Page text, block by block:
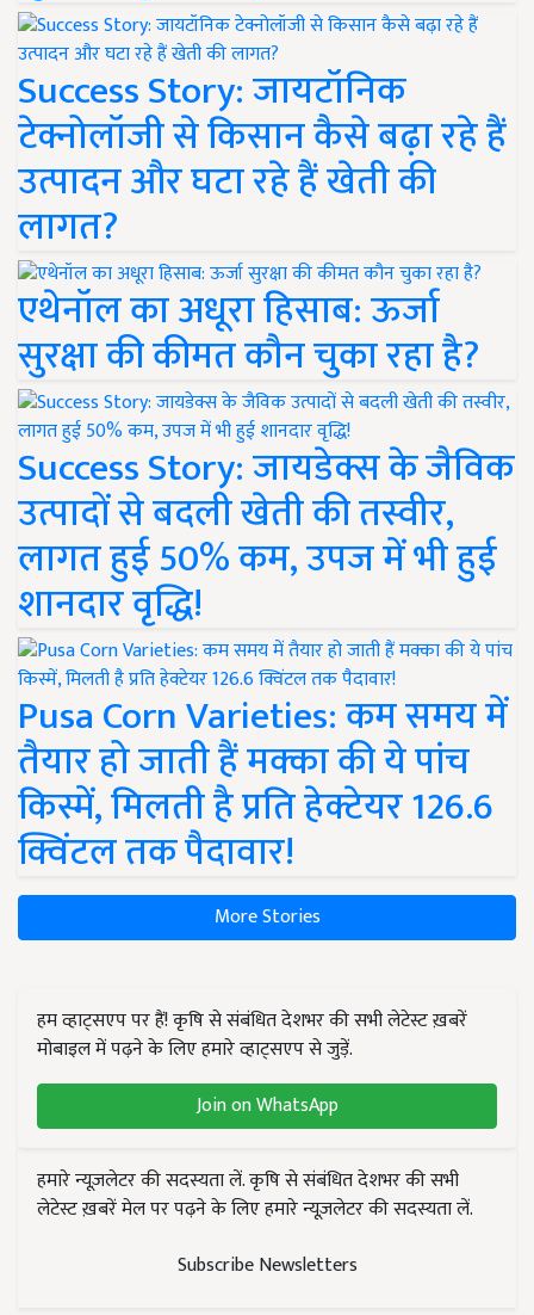
Success Story: जायटॉनिक
टेक्नोलॉजी से किसान कैसे बढ़ा रहे हैं
उत्पादन और घटा रहे हैं खेती की
लागत?
एथेनॉल का अधूरा हिसाब: ऊर्जा
सुरक्षा की कीमत कौन चुका रहा है?
Success Story: जायडेक्स के जैविक
उत्पादों से बदली खेती की तस्वीर,
लागत हुई 50% कम, उपज में भी हुई
शानदार वृद्धि!
Pusa Corn Varieties: कम समय में
तैयार हो जाती हैं मक्का की ये पांच
किस्में, मिलती है प्रति हेक्टेयर 126.6
क्विंटल तक पैदावार!
More Stories
हम व्हाट्सएप पर हैं! कृषि से संबंधित देशभर की सभी लेटेस्ट ख़बरें
मोबाइल में पढ़ने के लिए हमारे व्हाट्सएप से जुड़ें.
Join on WhatsApp
हमारे न्यूज़लेटर की सदस्यता लें. कृषि से संबंधित देशभर की सभी
लेटेस्ट ख़बरें मेल पर पढ़ने के लिए हमारे न्यूज़लेटर की सदस्यता लें.
Subscribe Newsletters